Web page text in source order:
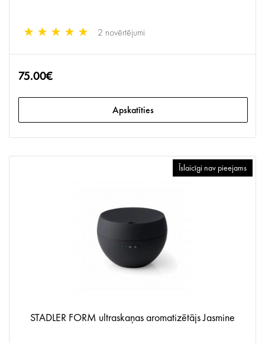
2 novērtējumi
75.00€
Apskatīties
Īslaicīgi nav pieejams
STADLER FORM ultraskaņas aromatizētājs Jasmine